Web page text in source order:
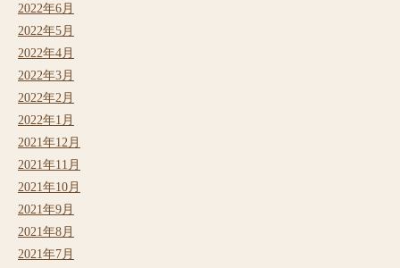
2022年6月
2022年5月
2022年4月
2022年3月
2022年2月
2022年1月
2021年12月
2021年11月
2021年10月
2021年9月
2021年8月
2021年7月